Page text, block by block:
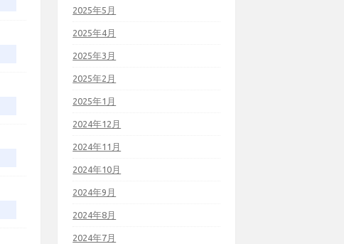
2025年5月
2025年4月
2025年3月
2025年2月
2025年1月
2024年12月
2024年11月
2024年10月
2024年9月
2024年8月
2024年7月